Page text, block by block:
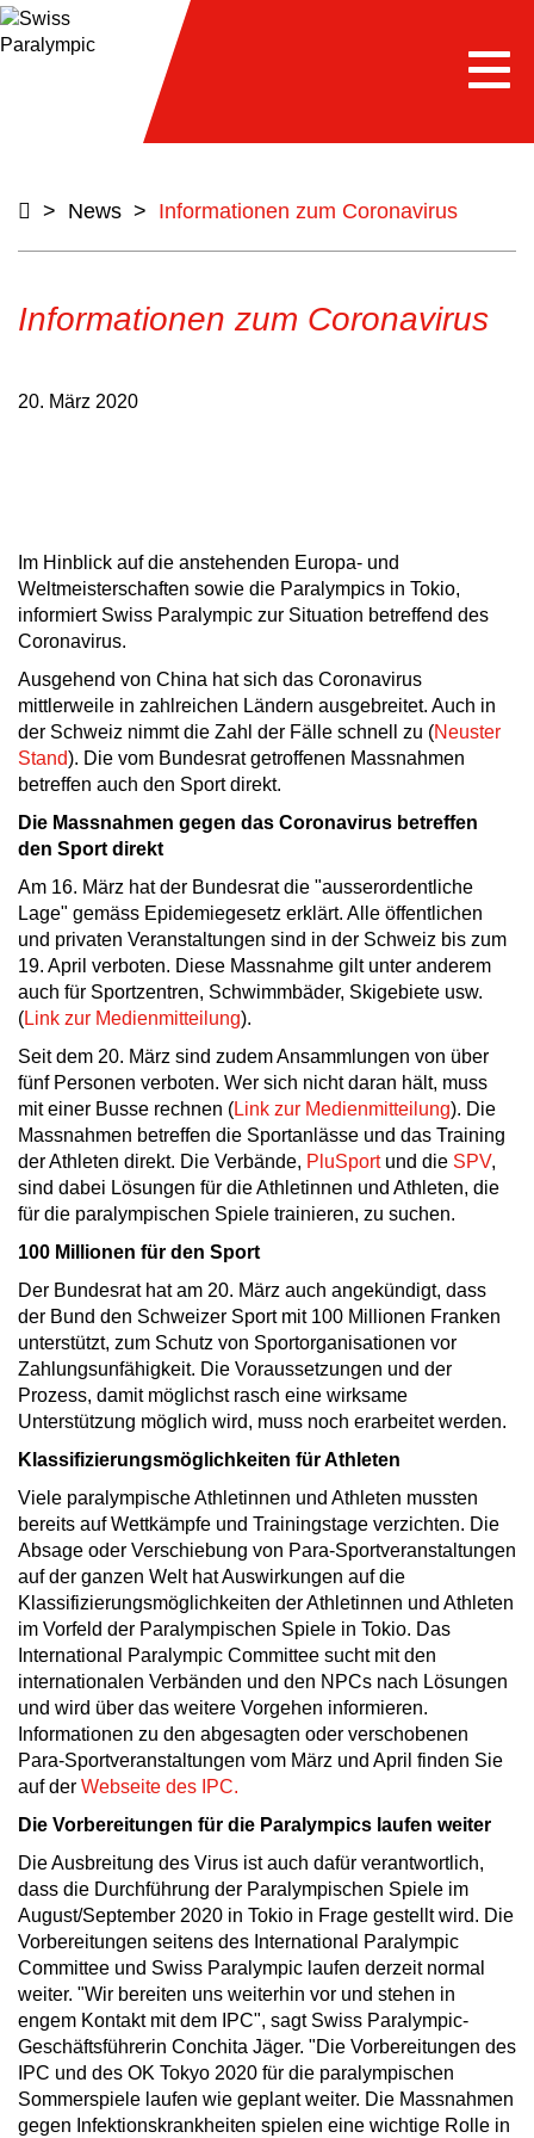
> News > Informationen zum Coronavirus
Informationen zum Coronavirus
20. März 2020
Im Hinblick auf die anstehenden Europa- und
Weltmeisterschaften sowie die Paralympics in Tokio,
informiert Swiss Paralympic zur Situation betreffend des
Coronavirus.
Ausgehend von China hat sich das Coronavirus
mittlerweile in zahlreichen Ländern ausgebreitet. Auch in
der Schweiz nimmt die Zahl der Fälle schnell zu (Neuster
Stand). Die vom Bundesrat getroffenen Massnahmen
betreffen auch den Sport direkt.
Die Massnahmen gegen das Coronavirus betreffen
den Sport direkt
Am 16. März hat der Bundesrat die "ausserordentliche
Lage" gemäss Epidemiegesetz erklärt. Alle öffentlichen
und privaten Veranstaltungen sind in der Schweiz bis zum
19. April verboten. Diese Massnahme gilt unter anderem
auch für Sportzentren, Schwimmbäder, Skigebiete usw.
(Link zur Medienmitteilung).
Seit dem 20. März sind zudem Ansammlungen von über
fünf Personen verboten. Wer sich nicht daran hält, muss
mit einer Busse rechnen (Link zur Medienmitteilung). Die
Massnahmen betreffen die Sportanlässe und das Training
der Athleten direkt. Die Verbände, PluSportund die SPV,
sind dabei Lösungen für die Athletinnen und Athleten, die
für die paralympischen Spiele trainieren, zu suchen.
100 Millionen für den Sport
Der Bundesrat hat am 20. März auch angekündigt, dass
der Bund den Schweizer Sport mit 100 Millionen Franken
unterstützt, zum Schutz von Sportorganisationen vor
Zahlungsunfähigkeit. Die Voraussetzungen und der
Prozess, damit möglichst rasch eine wirksame
Unterstützung möglich wird, muss noch erarbeitet werden.
Klassifizierungsmöglichkeiten für Athleten
Viele paralympische Athletinnen und Athleten mussten
bereits auf Wettkämpfe und Trainingstage verzichten. Die
Absage oder Verschiebung von Para-Sportveranstaltungen
auf der ganzen Welt hat Auswirkungen auf die
Klassifizierungsmöglichkeiten der Athletinnen und Athleten
im Vorfeld der Paralympischen Spiele in Tokio. Das
International Paralympic Committee sucht mit den
internationalen Verbänden und den NPCs nach Lösungen
und wird über das weitere Vorgehen informieren.
Informationen zu den abgesagten oder verschobenen
Para-Sportveranstaltungen vom März und April finden Sie
auf der Webseite des IPC.
Die Vorbereitungen für die Paralympics laufen weiter
Die Ausbreitung des Virus ist auch dafür verantwortlich,
dass die Durchführung der Paralympischen Spiele im
August/September 2020 in Tokio in Frage gestellt wird. Die
Vorbereitungen seitens des International Paralympic
Committee und Swiss Paralympic laufen derzeit normal
weiter. "Wir bereiten uns weiterhin vor und stehen in
engem Kontakt mit dem IPC", sagt Swiss Paralympic-
Geschäftsführerin Conchita Jäger. "Die Vorbereitungen des
IPC und des OK Tokyo 2020 für die paralympischen
Sommerspiele laufen wie geplant weiter. Die Massnahmen
gegen Infektionskrankheiten spielen eine wichtige Rolle in